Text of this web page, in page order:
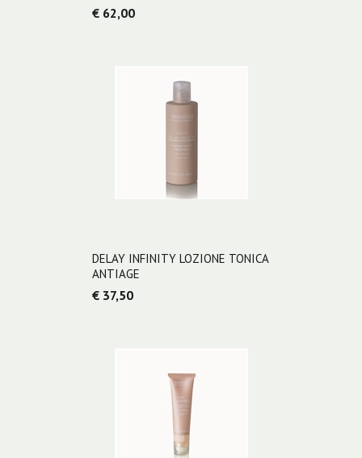
€ 62,00
DELAY INFINITY LOZIONE TONICA
ANTIAGE
€ 37,50